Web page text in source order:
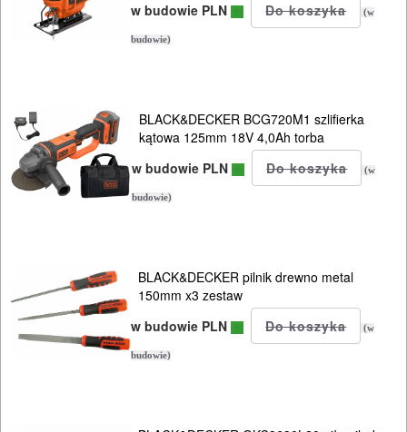
w budowie PLN
(w
budowie)
BLACK&DECKER BCG720M1 szlifierka
kątowa 125mm 18V 4,0Ah torba
w budowie PLN
(w
budowie)
BLACK&DECKER pilnik drewno metal
150mm x3 zestaw
w budowie PLN
(w
budowie)